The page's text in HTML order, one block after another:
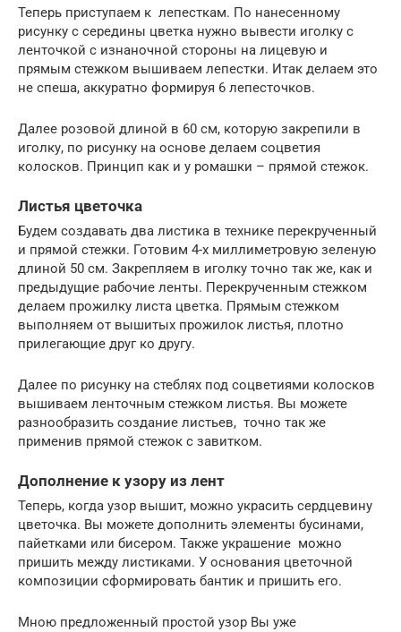
Теперь приступаем к лепесткам. По нанесенному
рисунку с середины цветка нужно вывести иголку с
ленточкой с изнаночной стороны на лицевую и
прямым стежком вышиваем лепестки. Итак делаем это
не спеша, аккуратно формируя 6 лепесточков.
Далее розовой длиной в 60 см, которую закрепили в
иголку, по рисунку на основе делаем соцветия
колосков. Принцип как и у ромашки – прямой стежок.
Листья цветочка
Будем создавать два листика в технике перекрученный
и прямой стежки. Готовим 4-х миллиметровую зеленую
длиной 50 см. Закрепляем в иголку точно так же, как и
предыдущие рабочие ленты. Перекрученным стежком
делаем прожилку листа цветка. Прямым стежком
выполняем от вышитых прожилок листья, плотно
прилегающие друг ко другу.
Далее по рисунку на стеблях под соцветиями колосков
вышиваем ленточным стежком листья. Вы можете
разнообразить создание листьев, точно так же
применив прямой стежок с завитком.
Дополнение к узору из лент
Теперь, когда узор вышит, можно украсить сердцевину
цветочка. Вы можете дополнить элементы бусинами,
пайетками или бисером. Также украшение можно
пришить между листиками. У основания цветочной
композиции сформировать бантик и пришить его.
Мною предложенный простой узор Вы уже